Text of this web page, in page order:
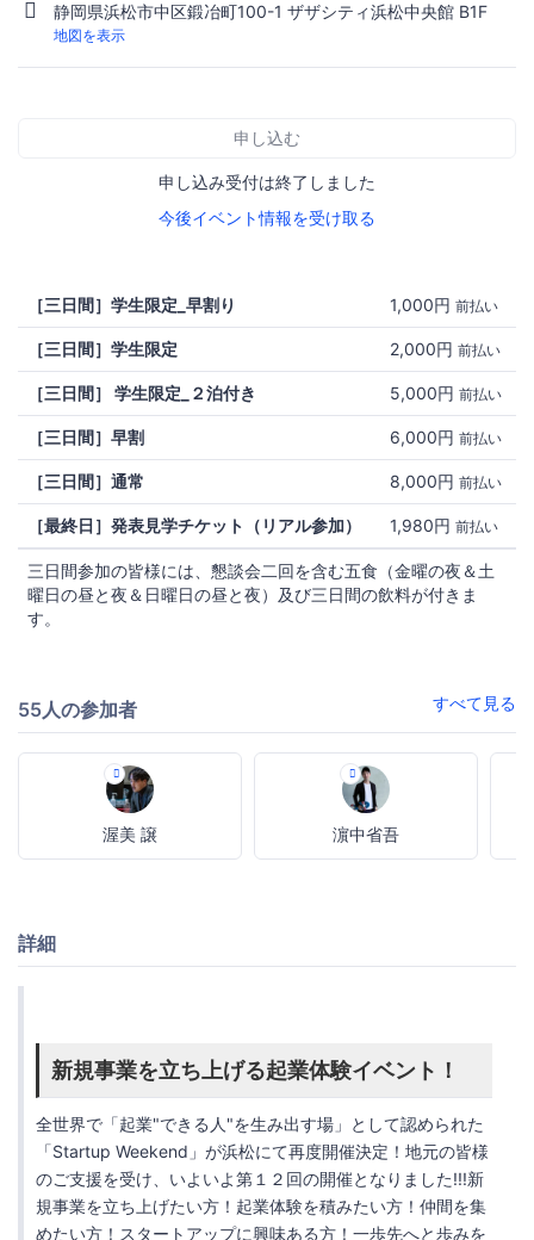
静岡県浜松市中区鍛冶町100-1 ザザシティ浜松中央館 B1F
地図を表示
申し込む
申し込み受付は終了しました
今後イベント情報を受け取る
［三日間］学生限定_早割り 1,000円 前払い
［三日間］学生限定 2,000円 前払い
［三日間］ 学生限定_２泊付き 5,000円 前払い
［三日間］早割 6,000円 前払い
［三日間］通常 8,000円 前払い
［最終日］発表見学チケット（リアル参加） 1,980円 前払い
三日間参加の皆様には、懇談会二回を含む五食（金曜の夜＆土
曜日の昼と夜＆日曜日の昼と夜）及び三日間の飲料が付きま
す。
55人の参加者 すべて見る
渥美 譲 濵中省吾
詳細
新規事業を立ち上げる起業体験イベント！
全世界で「起業"できる人"を生み出す場」として認められた
「Startup Weekend」が浜松にて再度開催決定！地元の皆様
のご支援を受け、いよいよ第１２回の開催となりました!!!新
規事業を立ち上げたい方！起業体験を積みたい方！仲間を集
めたい方！スタートアップに興味ある方！一歩先へと歩みを